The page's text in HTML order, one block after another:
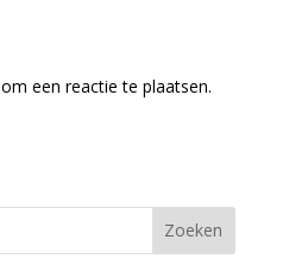
om een reactie te plaatsen.